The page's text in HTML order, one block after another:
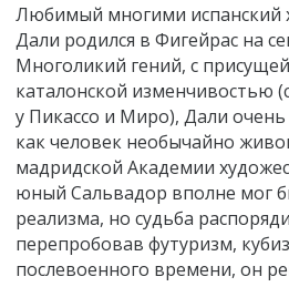
Любимый многими испанский
Дали родился в Фигейрас на
Многоликий гений, с
каталонской изменчивостью
у Пикассо и Миро), Дали очень
как человек необычайно
мадридской Академии
юный Сальвадор вполне мог
реализма, но судьба
перепробовав футуризм,
послевоенного времени, он